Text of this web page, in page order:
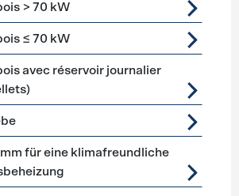
> 70 kW
≤ 70 kW
avec réservoir journalier
für eine klimafreundliche